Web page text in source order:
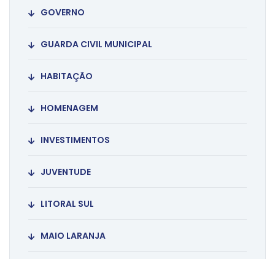
GOVERNO
GUARDA CIVIL MUNICIPAL
HABITAÇÃO
HOMENAGEM
INVESTIMENTOS
JUVENTUDE
LITORAL SUL
MAIO LARANJA